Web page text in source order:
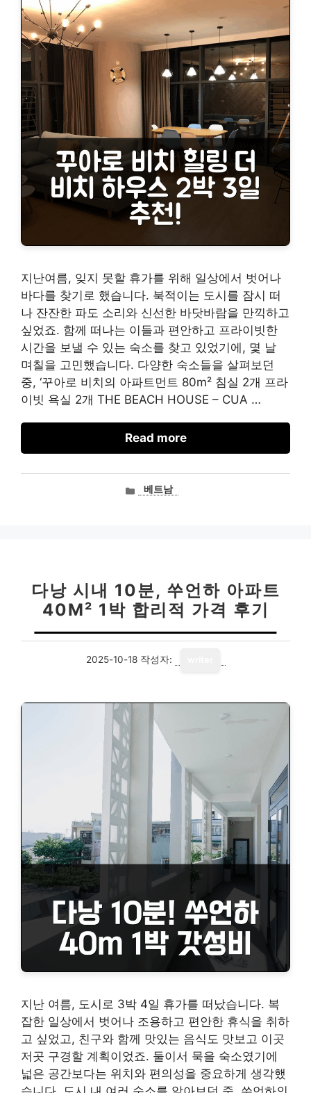
지난여름, 잊지 못할 휴가를 위해 일상에서 벗어나
바다를 찾기로 했습니다. 북적이는 도시를 잠시 떠
나 잔잔한 파도 소리와 신선한 바닷바람을 만끽하고
싶었죠. 함께 떠나는 이들과 편안하고 프라이빗한
시간을 보낼 수 있는 숙소를 찾고 있었기에, 몇 날
며칠을 고민했습니다. 다양한 숙소들을 살펴보던
중, ‘꾸아로 비치의 아파트먼트 80m² 침실 2개 프라
이빗 욕실 2개 THE BEACH HOUSE – CUA …
Read more
카베트남
다낭 시내 10분, 쑤언하 아파트
40M² 1박 합리적 가격 후기
2025-10-18 작성자:
지난 여름, 도시로 3박 4일 휴가를 떠났습니다. 복
잡한 일상에서 벗어나 조용하고 편안한 휴식을 취하
고 싶었고, 친구와 함께 맛있는 음식도 맛보고 이곳
저곳 구경할 계획이었죠. 둘이서 묵을 숙소였기에
넓은 공간보다는 위치와 편의성을 중요하게 생각했